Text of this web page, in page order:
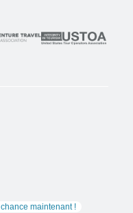
maintenant !